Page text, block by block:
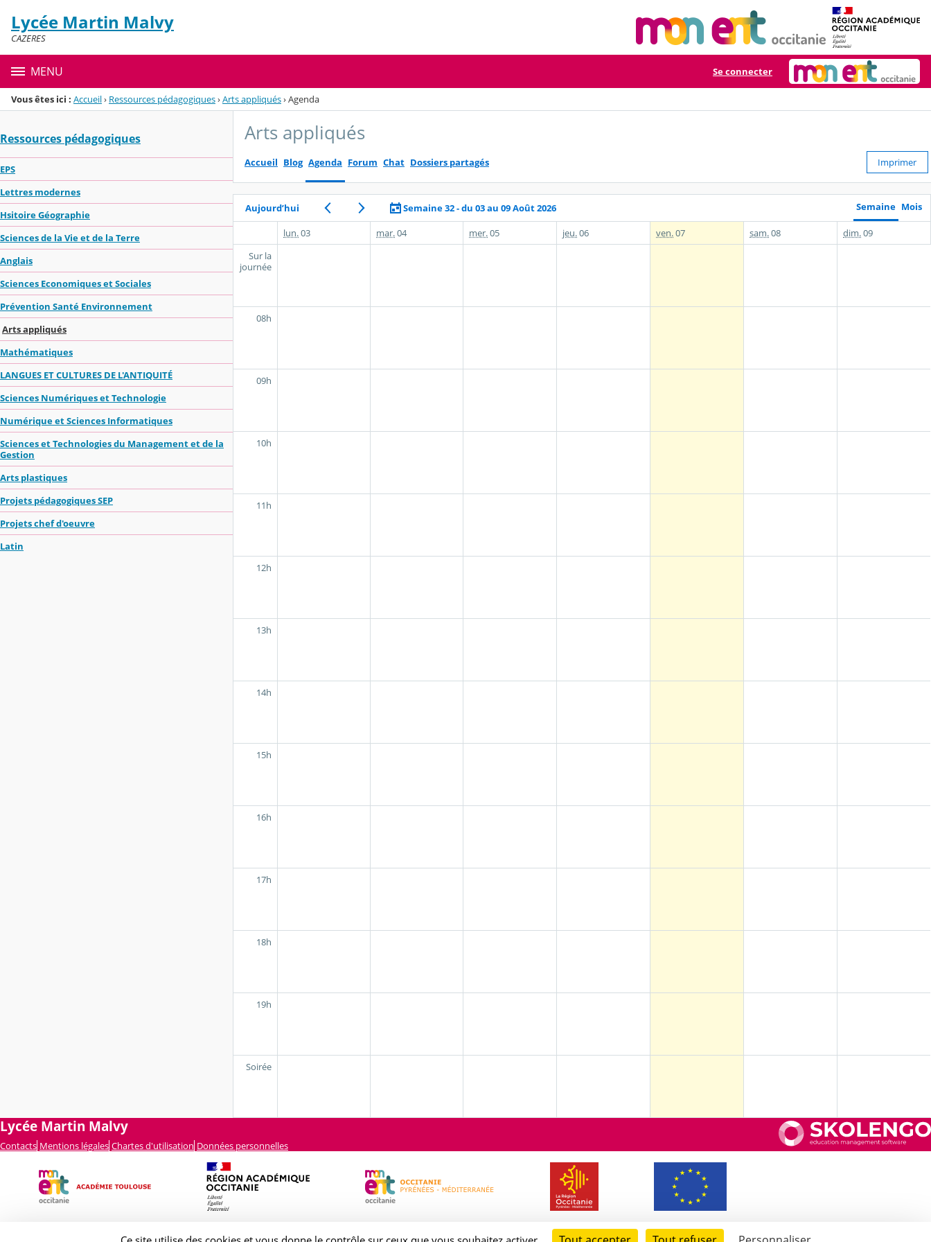
Menu de la rubrique
Contenu
Lycée Martin Malvy
CAZERES
MENU Se connecter
Vous êtes ici : Accueil› Ressources pédagogiques›Arts appliqués›Agenda
Ressources pédagogiques
EPS
Lettres modernes
Hsitoire Géographie
Sciences de la Vie et de la Terre
Anglais
Sciences Economiques et Sociales
Prévention Santé Environnement
Arts appliqués
Mathématiques
LANGUES ET CULTURES DE L'ANTIQUITÉ
Sciences Numériques et Technologie
Numérique et Sciences Informatiques
Sciences et Technologies du Management et de la
Gestion
Arts plastiques
Projets pédagogiques SEP
Projets chef d'oeuvre
Latin
Arts appliqués
Accueil Blog Agenda Forum Chat Dossiers partagés Imprimer
Aujourd’hui Semaine 32 - du 03 au 09 Août 2026 Semaine Mois
lun.03 mar.04 mer.05 jeu.06 ven.07 sam.08 dim.09
Sur la
journée
08h
09h
10h
11h
12h
13h
14h
15h
16h
17h
18h
19h
Soirée
Lycée Martin Malvy
Contacts Mentions légales Chartes d'utilisation Données personnelles